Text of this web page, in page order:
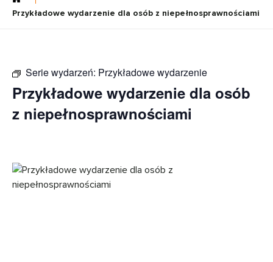
Przykładowe wydarzenie dla osób z niepełnosprawnościami
Serie wydarzeń: Przykładowe wydarzenie
Przykładowe wydarzenie dla osób
z niepełnosprawnościami